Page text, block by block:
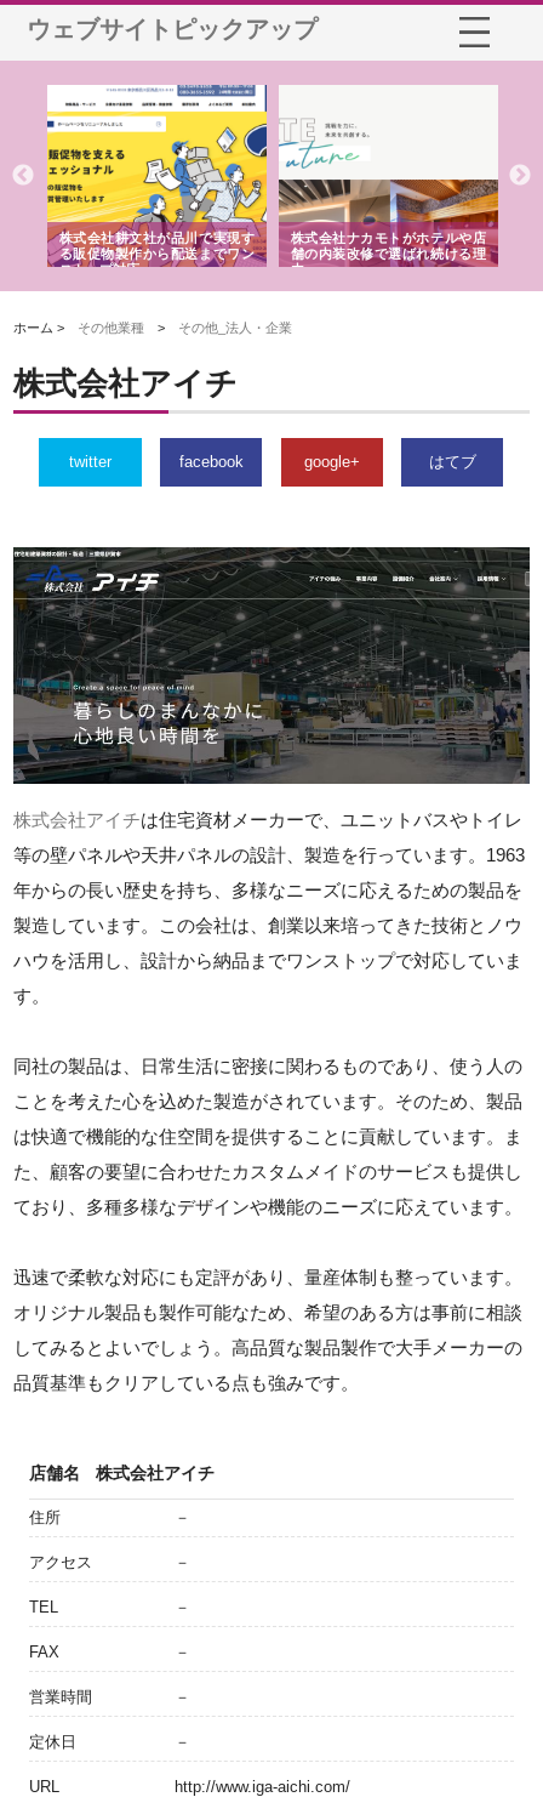
ウェブサイトピックアップ
株式会社耕文社が品川で実現す
る販促物製作から配送までワン
ストップ対応
株式会社ナカモトがホテルや店
舗の内装改修で選ばれ続ける理
由
ホーム > その他業種 > その他_法人・企業
株式会社アイチ
twitter facebook google+ はてブ
株式会社アイチは住宅資材メーカーで、ユニットバスやトイレ
等の壁パネルや天井パネルの設計、製造を行っています。1963
年からの長い歴史を持ち、多様なニーズに応えるための製品を
製造しています。この会社は、創業以来培ってきた技術とノウ
ハウを活用し、設計から納品までワンストップで対応していま
す。
同社の製品は、日常生活に密接に関わるものであり、使う人の
ことを考えた心を込めた製造がされています。そのため、製品
は快適で機能的な住空間を提供することに貢献しています。ま
た、顧客の要望に合わせたカスタムメイドのサービスも提供し
ており、多種多様なデザインや機能のニーズに応えています。
迅速で柔軟な対応にも定評があり、量産体制も整っています。
オリジナル製品も製作可能なため、希望のある方は事前に相談
してみるとよいでしょう。高品質な製品製作で大手メーカーの
品質基準もクリアしている点も強みです。
店舗名 株式会社アイチ
住所 －
アクセス －
TEL －
FAX －
営業時間 －
定休日 －
URL http://www.iga-aichi.com/